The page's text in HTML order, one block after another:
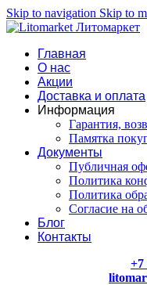
Skip to navigation Skip to
Главная
О нас
Акции
Доставка и оплата
Информация
Гарантия,
Памятка
Документы
Публичная
Политика
Политика
Согласие на
Блог
Контакты
+7